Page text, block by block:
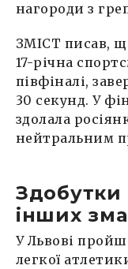
нагороди з
ЗМІСТ писав,
17-річна
півфіналі,
30 секунд. У
здолала
нейтральним
Здобутки
інших
У Львові
легкої